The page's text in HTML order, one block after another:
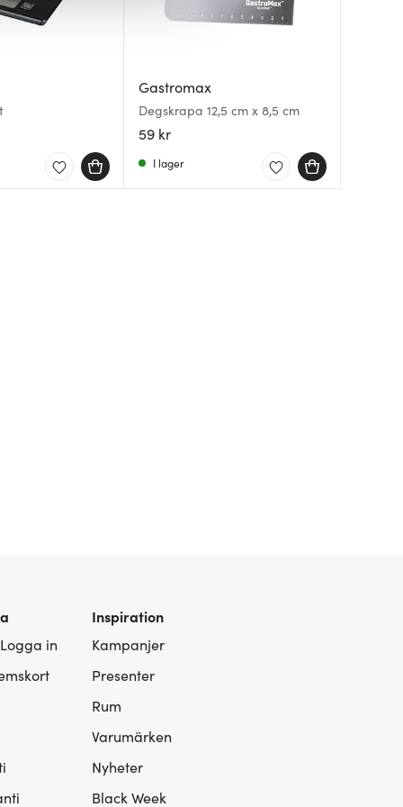
Gastromax
Degskrapa 12,5 cm x 8,5 cm
59 kr
I lager
in
Inspiration
Kampanjer
Presenter
Rum
Varumärken
Nyheter
Black Week